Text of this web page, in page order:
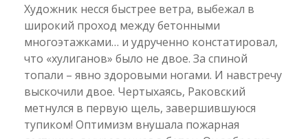
Художник несся быстрее ветра, выбежал в
широкий проход между бетонными
многоэтажками… и удрученно констатировал,
что «хулиганов» было не двое. За спиной
топали – явно здоровыми ногами. И навстречу
выскочили двое. Чертыхаясь, Раковский
метнулся в первую щель, завершившуюся
тупиком! Оптимизм внушала пожарная